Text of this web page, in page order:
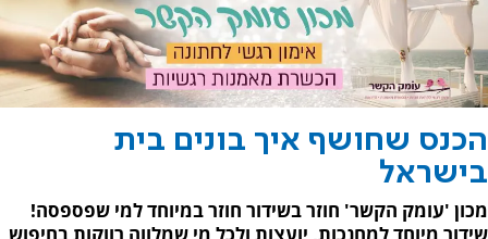
הכנס שחושף איך בונים בית
בישראל
מכון 'עומק הקשר' חוזר בשידור חוזר במיוחד למי שפספסה!